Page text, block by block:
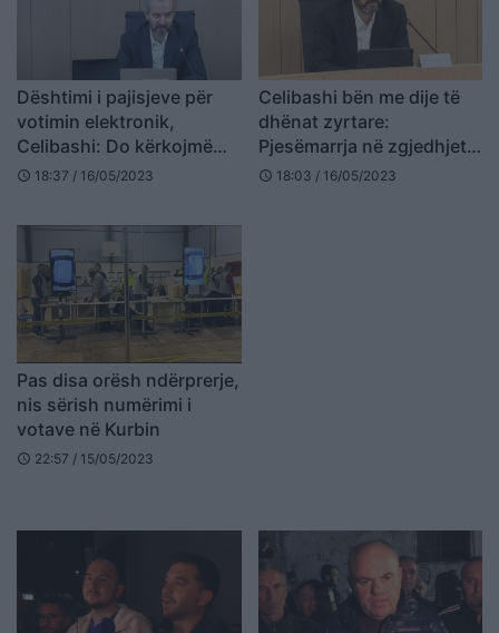
Dështimi i pajisjeve për
votimin elektronik,
Celibashi: Do kërkojmë
ekspertë të jashtëm
schedule 18:37 / 16/05/2023
Celibashi bën me dije të
dhënat zyrtare:
Pjesëmarrja në zgjedhjet e
14 majit ishte 38.22%
schedule 18:03 / 16/05/2023
Pas disa orësh ndërprerje,
nis sërish numërimi i
votave në Kurbin
schedule 22:57 / 15/05/2023